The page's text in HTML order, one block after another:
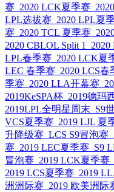
赛 2020 LCK夏季赛
LPL选拔赛 2020 LPL夏
赛 2020 TCL 夏季赛
2020 CBLOL Split 1
2020
LPL春季赛 2020 LCK夏
LEC 春季赛 2020 LCS春
季赛 2020 LLA开幕赛
2019KeSPA杯 2019德玛
2019LPL全明星周末 S9
VCS夏季赛 2019 LJL 夏
升降级赛 LCS S9冒泡赛
赛 2019 LEC夏季赛 S9
冒泡赛 2019 LCK夏季赛
2019 LCS夏季赛 2019
洲洲际赛 2019 欧美洲际